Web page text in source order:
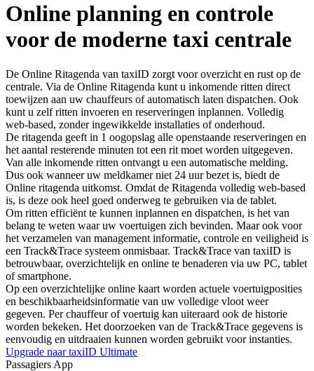
Online planning en controle
voor de moderne taxi centrale
De Online Ritagenda van taxiID zorgt voor overzicht en rust op de
centrale. Via de Online Ritagenda kunt u inkomende ritten direct
toewijzen aan uw chauffeurs of automatisch laten dispatchen. Ook
kunt u zelf ritten invoeren en reserveringen inplannen. Volledig
web-based, zonder ingewikkelde installaties of onderhoud.
De ritagenda geeft in 1 oogopslag alle openstaande reserveringen en
het aantal resterende minuten tot een rit moet worden uitgegeven.
Van alle inkomende ritten ontvangt u een automatische melding.
Dus ook wanneer uw meldkamer niet 24 uur bezet is, biedt de
Online ritagenda uitkomst. Omdat de Ritagenda volledig web-based
is, is deze ook heel goed onderweg te gebruiken via de tablet.
Om ritten efficiënt te kunnen inplannen en dispatchen, is het van
belang te weten waar uw voertuigen zich bevinden. Maar ook voor
het verzamelen van management informatie, controle en veiligheid is
een Track&Trace systeem onmisbaar. Track&Trace van taxiID is
betrouwbaar, overzichtelijk en online te benaderen via uw PC, tablet
of smartphone.
Op een overzichtelijke online kaart worden actuele voertuigposities
en beschikbaarheidsinformatie van uw volledige vloot weer
gegeven. Per chauffeur of voertuig kan uiteraard ook de historie
worden bekeken. Het doorzoeken van de Track&Trace gegevens is
eenvoudig en uitdraaien kunnen worden gebruikt voor instanties.
Upgrade naar taxiID Ultimate
Passagiers App